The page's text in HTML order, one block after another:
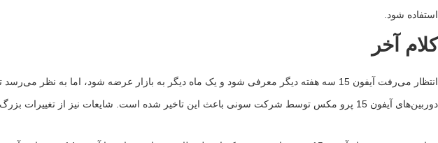
استفاده شود.
کلام آخر
انتظار می‌رفت آیفون 15 سه هفته دیگر معرفی شود و یک ماه دیگر به بازار عرضه شود،
دوربین‌های آیفون 15 پرو مکس توسط شرکت سونی باعث این تاخیر شده است. شایعات نیز از تغییرات بزرگ در دوربین آیفون 15 پرو مکس و اضافه شدن دوربین پریسکوپ با زوم اپتیکال خبر می‌دهند.